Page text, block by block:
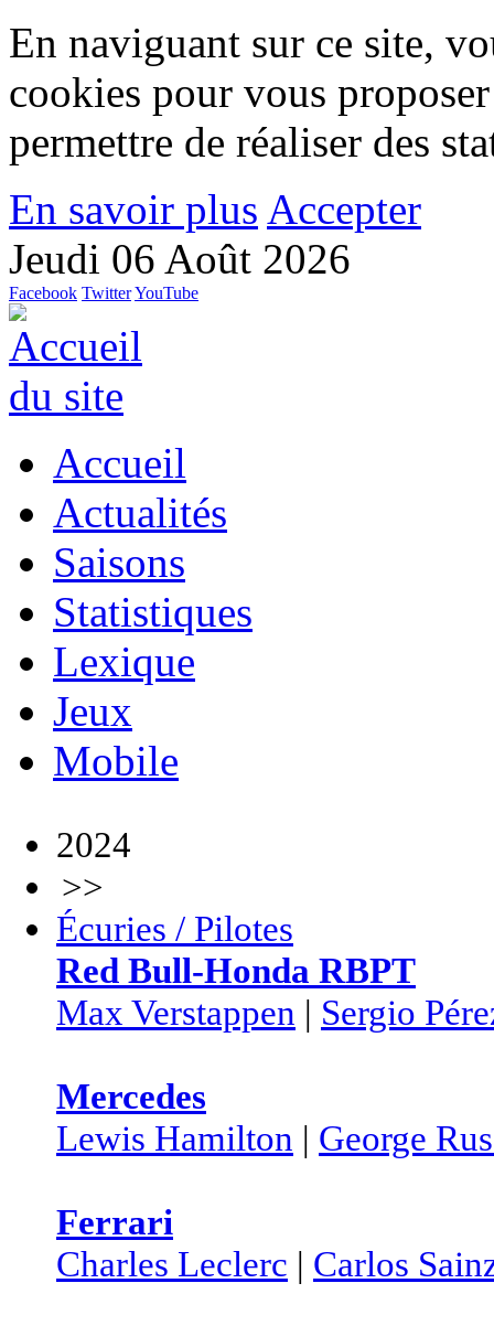
En naviguant sur ce site,
cookies pour vous
permettre de réaliser des
En savoir plus Accepter
Jeudi 06 Août 2026
Facebook TwitterYouTube
Accueil
Actualités
Saisons
Statistiques
Lexique
Jeux
Mobile
2024
>>
Écuries / Pilotes
Red Bull-Honda RBPT
Max Verstappen | Sergio
Mercedes
Lewis Hamilton | George
Ferrari
Charles Leclerc | Carlos